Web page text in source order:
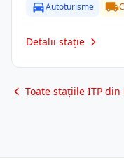
Autoturisme
Detalii stație
Toate stațiile ITP din